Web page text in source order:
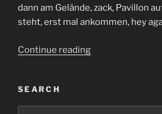
dann am Gelände, zack, Pavillon
steht, erst mal ankommen, hey
Continue reading“Voidfest
SEARCH